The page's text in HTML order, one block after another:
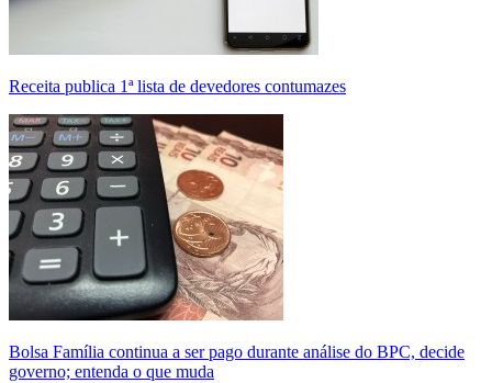
Receita publica 1ª lista de devedores contumazes
Bolsa Família continua a ser pago durante análise do BPC, decide
governo; entenda o que muda